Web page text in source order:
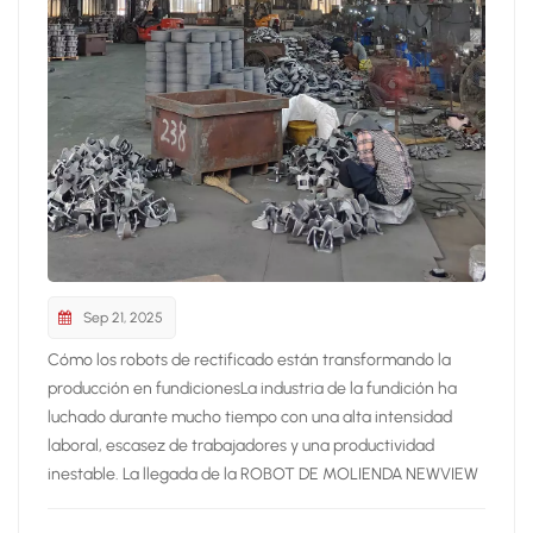
Sep 21, 2025
Cómo los robots de rectificado están transformando la
producción en fundicionesLa industria de la fundición ha
luchado durante mucho tiempo con una alta intensidad
laboral, escasez de trabajadores y una productividad
inestable. La llegada de la ROBOT DE MOLIENDA NEWVIEW